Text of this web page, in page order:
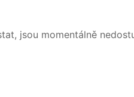
jsou momentálně